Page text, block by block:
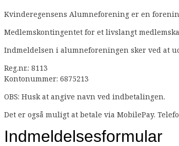
Kvinderegensens Alumneforening er en
Medlemskontingentet for et livslangt
Indmeldelsen i alumneforeningen sker ved at
Reg.nr.: 8113
Kontonummer: 6875213
OBS: Husk at angive navn ved indbetalingen.
Det er også muligt at betale via MobilePay.